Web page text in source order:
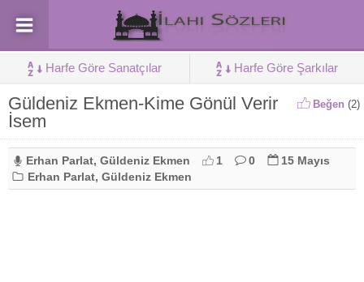
Harfe Göre Sanatçılar Harfe Göre Şarkılar
Güldeniz Ekmen-Kime Gönül Verir
İsem
Beğen (2)
Erhan Parlat, Güldeniz Ekmen 1 0
15 Mayıs
Erhan Parlat, Güldeniz Ekmen